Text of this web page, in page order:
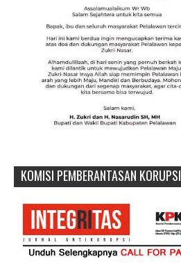
KOMISI PEMBERANTASAN KORUPSI